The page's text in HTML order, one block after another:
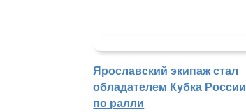
Ярославский экипаж стал
обладателем Кубка России
по ралли